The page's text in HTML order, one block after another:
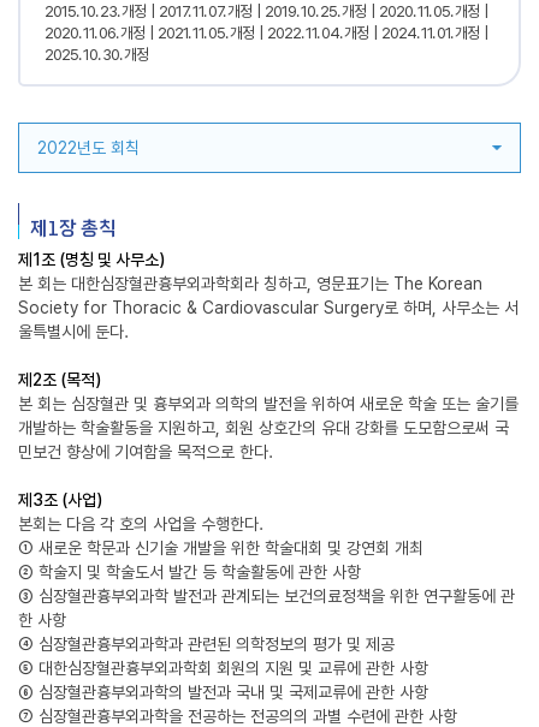
2015. 10. 23. 개정
2017. 11. 07. 개정 2019. 10. 25. 개정
2020. 11. 05. 개정
2020. 11. 06. 개정
2021. 11. 05. 개정 2022. 11. 04. 개정
2024. 11. 01. 개정
2025. 10. 30. 개정
2022년도 회칙
제1장 총칙
제1조 (명칭 및 사무소)
본 회는 대한심장혈관흉부외과학회라 칭하고, 영문표기는 The Korean
Society for Thoracic & Cardiovascular Surgery로 하며, 사무소는 서
울특별시에 둔다.
제2조 (목적)
본 회는 심장혈관 및 흉부외과 의학의 발전을 위하여 새로운 학술 또는 술기를
개발하는 학술활동을 지원하고, 회원 상호간의 유대 강화를 도모함으로써 국
민보건 향상에 기여함을 목적으로 한다.
제3조 (사업)
본회는 다음 각 호의 사업을 수행한다.
① 새로운 학문과 신기술 개발을 위한 학술대회 및 강연회 개최
② 학술지 및 학술도서 발간 등 학술활동에 관한 사항
③ 심장혈관흉부외과학 발전과 관계되는 보건의료정책을 위한 연구활동에 관
한 사항
④ 심장혈관흉부외과학과 관련된 의학정보의 평가 및 제공
⑤ 대한심장혈관흉부외과학회 회원의 지원 및 교류에 관한 사항
⑥ 심장혈관흉부외과학의 발전과 국내 및 국제교류에 관한 사항
⑦ 심장혈관흉부외과학을 전공하는 전공의의 과별 수련에 관한 사항